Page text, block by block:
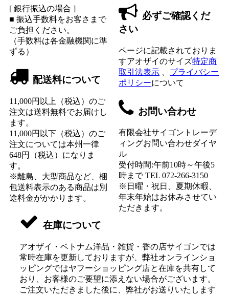
[ 銀行振込の場合 ]
■ 振込手数料をお客さまで
ご負担ください。
（手数料は各金融機関に準
ずる）
配送料について
11,000円以上（税込）のご
注文は送料無料でお届けし
ます。
11,000円以下（税込）のご
注文については本州一律
648円（税込）になりま
す。
※離島、大型商品など、梱
包送料表示のある商品は別
途料金がかかります。
必ずご確認くだ
さい
ページに記載されておりま
すアオザイのサイズ特定商
取引法表示
プライバシー
ポリシーについて
お問い合わせ
有限会社サイゴントレーデ
ィングお問い合わせダイヤ
ル
受付時間:午前10時～午後5
時まで TEL 072-266-3150
※日曜・祝日、夏期休暇、
年末年始はお休みさせてい
ただきます。
在庫について
アオザイ・ベトナム洋品・雑貨・香の店サイゴンでは
常時在庫を更新しておりますが、弊社オンラインショ
ッピングではヤフーショッピング店と在庫を共有して
おり、お客様のご要望に添えない場合がございます。
ご注文いただきました後に、弊社がお送りいたします